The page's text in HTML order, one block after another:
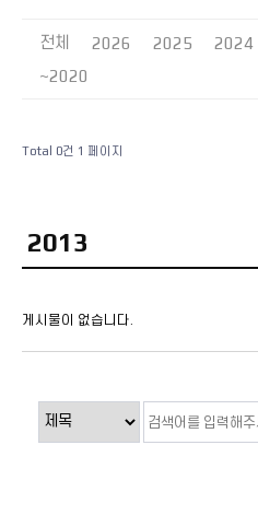
전체 2026 2025 2024
~2020
Total 0건 1 페이지
2013
게시물이 없습니다.